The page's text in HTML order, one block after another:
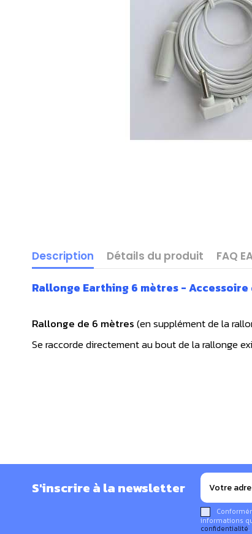
Description Détails du produit FAQ
Rallonge Earthing 6 mètres -
Rallonge de 6 mètres(en supplément de la
Se raccorde directement au bout de la rallonge
S'inscrire à la newsletter
informations
confidentialité.